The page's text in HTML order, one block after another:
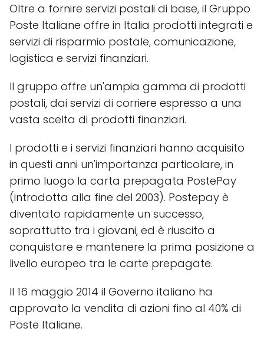
Oltre a fornire servizi postali di base, il Gruppo
Poste Italiane offre in Italia prodotti integrati e
servizi di risparmio postale, comunicazione,
logistica e servizi finanziari.
Il gruppo offre un'ampia gamma di prodotti
postali, dai servizi di corriere espresso a una
vasta scelta di prodotti finanziari.
I prodotti e i servizi finanziari hanno acquisito
in questi anni un'importanza particolare, in
primo luogo la carta prepagata PostePay
(introdotta alla fine del 2003). Postepay è
diventato rapidamente un successo,
soprattutto tra i giovani, ed è riuscito a
conquistare e mantenere la prima posizione a
livello europeo tra le carte prepagate.
Il 16 maggio 2014 il Governo italiano ha
approvato la vendita di azioni fino al 40% di
Poste Italiane.